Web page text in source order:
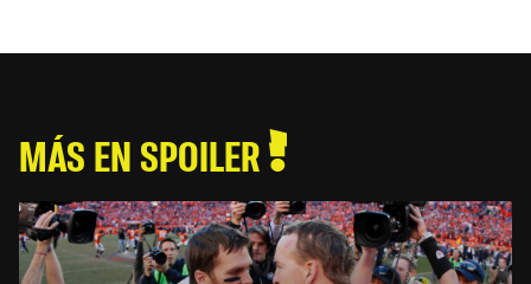
MÁS EN SPOILER